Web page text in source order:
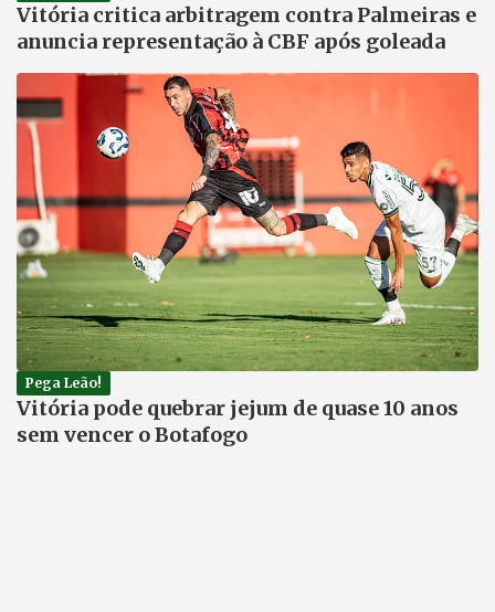
Vitória critica arbitragem contra Palmeiras e
anuncia representação à CBF após goleada
Pega Leão!
Vitória pode quebrar jejum de quase 10 anos
sem vencer o Botafogo